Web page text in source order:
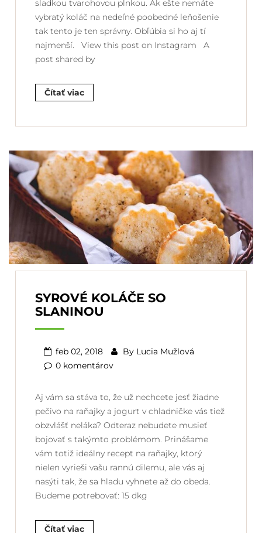
sladkou tvarohovou plnkou. Ak ešte nemáte
vybratý koláč na nedeľné poobedné leňošenie
tak tento je ten správny. Obľúbia si ho aj tí
najmenší. View this post on Instagram A
post shared by
Čítať viac
SYROVÉ KOLÁČE SO
SLANINOU
feb 02, 2018 By Lucia Mužlová
0 komentárov
Aj vám sa stáva to, že už nechcete jesť žiadne
pečivo na raňajky a jogurt v chladničke vás tiež
obzvlášť neláka? Odteraz nebudete musieť
bojovať s takýmto problémom. Prinášame
vám totiž ideálny recept na raňajky, ktorý
nielen vyrieši vašu rannú dilemu, ale vás aj
nasýti tak, že sa hladu vyhnete až do obeda.
Budeme potrebovať: 15 dkg
Čítať viac